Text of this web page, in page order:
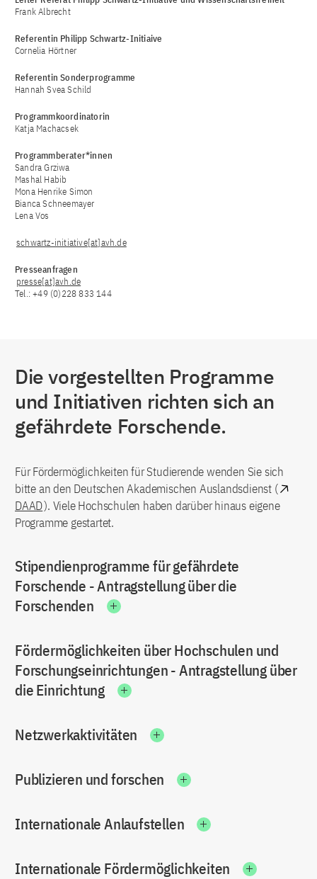
Frank Albrecht
Referentin Philipp Schwartz-Initiaive
Cornelia Hörtner
Referentin Sonderprogramme
Hannah Svea Schild
Programmkoordinatorin
Katja Machacsek
Programmberater*innen
Sandra Grziwa
Mashal Habib
Mona Henrike Simon
Bianca Schneemayer
Lena Vos
schwartz-initiative[at]avh.de
Presseanfragen
presse[at]avh.de
Tel.: +49 (0)228 833 144
Die vorgestellten Programme
und Initiativen richten sich an
gefährdete Forschende.
Für Fördermöglichkeiten für Studierende wenden Sie sich
bitte an den Deutschen Akademischen Auslandsdienst (
DAAD). Viele Hochschulen haben darüber hinaus eigene
Programme gestartet.
Stipendienprogramme für gefährdete
Forschende - Antragstellung über die
Forschenden
Fördermöglichkeiten über Hochschulen und
Forschungseinrichtungen - Antragstellung über
die Einrichtung
Netzwerkaktivitäten
Publizieren und forschen
Internationale Anlaufstellen
Internationale Fördermöglichkeiten